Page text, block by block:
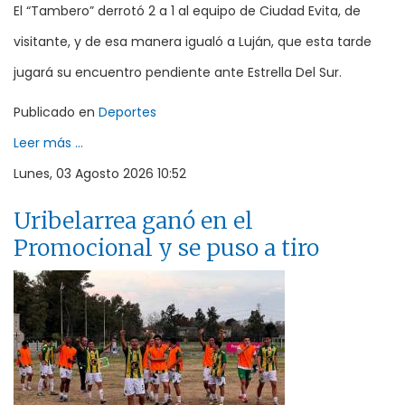
El “Tambero” derrotó 2 a 1 al equipo de Ciudad Evita, de
visitante, y de esa manera igualó a Luján, que esta tarde
jugará su encuentro pendiente ante Estrella Del Sur.
Publicado en Deportes
Leer más ...
Lunes, 03 Agosto 2026 10:52
Uribelarrea ganó en el
Promocional y se puso a tiro